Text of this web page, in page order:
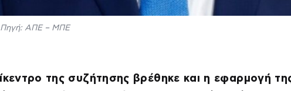
Πηγή: ΑΠΕ – ΜΠΕ
της συζήτησης βρέθηκε και η εφαρμογή